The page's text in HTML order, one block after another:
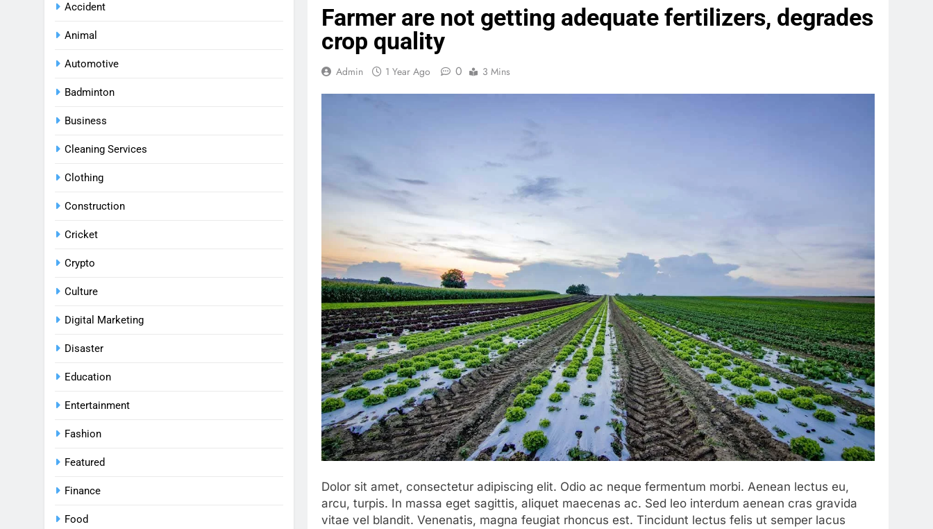
Accident
Animal
Automotive
Badminton
Business
Cleaning Services
Clothing
Construction
Cricket
Crypto
Culture
Digital Marketing
Disaster
Education
Entertainment
Fashion
Featured
Finance
Food
Farmer are not getting adequate fertilizers, degrades
crop quality
Admin 1 Year Ago 0 3 Mins
Dolor sit amet, consectetur adipiscing elit. Odio ac neque fermentum morbi. Aenean lectus eu,
arcu, turpis. In massa eget sagittis, aliquet maecenas ac. Sed leo interdum aenean cras gravida
vitae vel blandit. Venenatis, magna feugiat rhoncus est. Tincidunt lectus felis ut semper lacus